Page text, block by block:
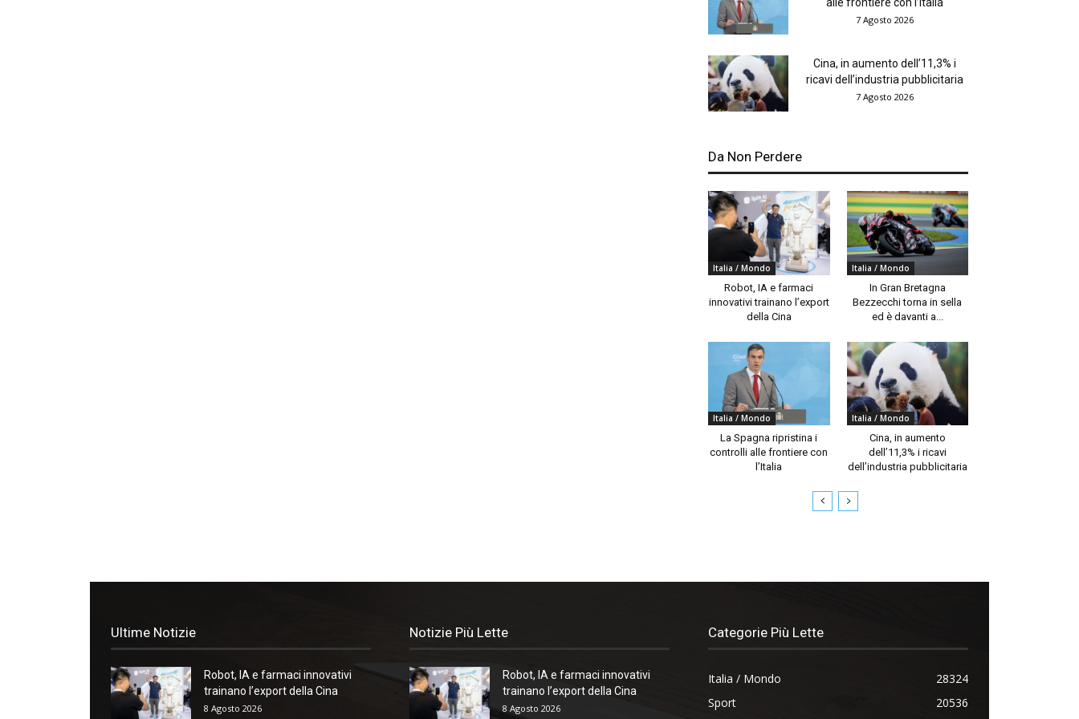
alle frontiere con l’Italia
7 Agosto 2026
Cina, in aumento dell’11,3% i
ricavi dell’industria pubblicitaria
7 Agosto 2026
Da Non Perdere
Italia / Mondo
Robot, IA e farmaci
innovativi trainano l’export
della Cina
Italia / Mondo
In Gran Bretagna
Bezzecchi torna in sella
ed è davanti a...
Italia / Mondo
La Spagna ripristina i
controlli alle frontiere con
l’Italia
Italia / Mondo
Cina, in aumento
dell’11,3% i ricavi
dell’industria pubblicitaria
Ultime Notizie
Robot, IA e farmaci innovativi
trainano l’export della Cina
8 Agosto 2026
Notizie Più Lette
Robot, IA e farmaci innovativi
trainano l’export della Cina
8 Agosto 2026
Categorie Più Lette
Italia / Mondo
28324
Sport
20536